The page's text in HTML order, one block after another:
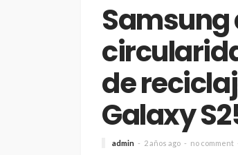
Samsung
de
Galaxy
admin 2 años ago no comment